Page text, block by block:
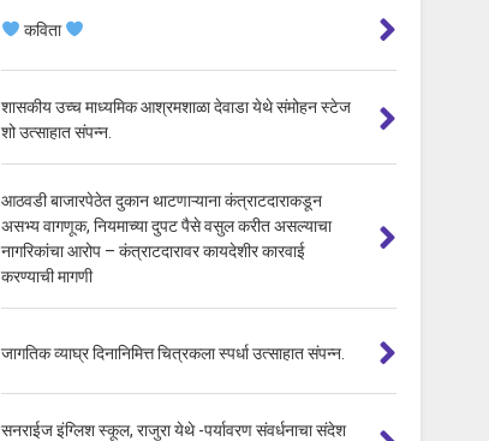
कविता
शासकीय उच्च माध्यमिक आश्रमशाळा देवाडा येथे संमोहन स्टेज
शो उत्साहात संपन्न.
आठवडी बाजारपेठेत दुकान थाटणाऱ्याना कंत्राटदाराकडून
असभ्य वागणूक, नियमाच्या दुपट पैसे वसुल करीत असल्याचा
नागरिकांचा आरोप – कंत्राटदारावर कायदेशीर कारवाई
करण्याची मागणी
जागतिक व्याघ्र दिनानिमित्त चित्रकला स्पर्धा उत्साहात संपन्न.
सनराईज इंग्लिश स्कूल, राजुरा येथे -पर्यावरण संवर्धनाचा संदेश